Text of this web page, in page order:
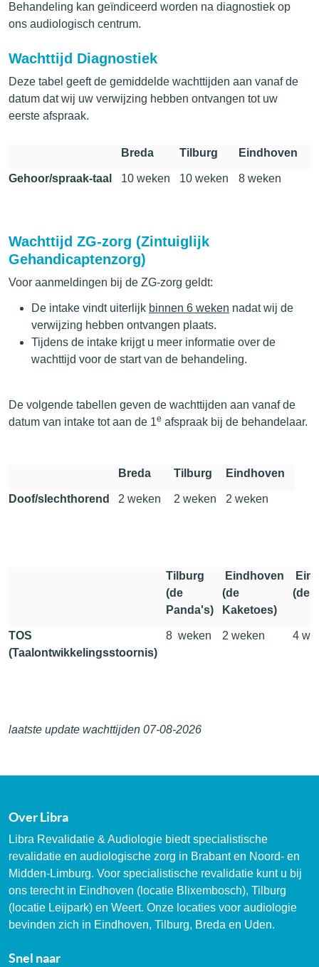
Behandeling kan geïndiceerd worden na diagnostiek op
ons audiologisch centrum.
Wachttijd Diagnostiek
Deze tabel geeft de gemiddelde wachttijden aan vanaf de
datum dat wij uw verwijzing hebben ontvangen tot uw
eerste afspraak.
Breda Tilburg Eindhoven
Gehoor/spraak-taal 10 weken 10 weken 8 weken
Wachttijd ZG-zorg (Zintuiglijk
Gehandicaptenzorg)
Voor aanmeldingen bij de ZG-zorg geldt:
De intake vindt uiterlijk binnen 6 weken nadat wij de
verwijzing hebben ontvangen plaats.
Tijdens de intake krijgt u meer informatie over de
wachttijd voor de start van de behandeling.
De volgende tabellen geven de wachttijden aan vanaf de
datum van intake tot aan de 1e afspraak bij de behandelaar.
Breda Tilburg Eindhoven
Doof/slechthorend 2 weken 2 weken 2 weken
Tilburg
(de
Panda's)
Eindhoven
(de
Kaketoes)
(de
TOS
(Taalontwikkelingsstoornis)
8 weken 2 weken 4
laatste update wachttijden 07-08-2026
Over Libra
Libra Revalidatie & Audiologie biedt specialistische
revalidatie en audiologische zorg in Brabant en Noord- en
Midden-Limburg. Voor specialistische revalidatie kunt u bij
ons terecht in Eindhoven (locatie Blixembosch), Tilburg
(locatie Leijpark) en Weert. Onze locaties voor audiologie
bevinden zich in Eindhoven, Tilburg, Breda en Uden.
Snel naar